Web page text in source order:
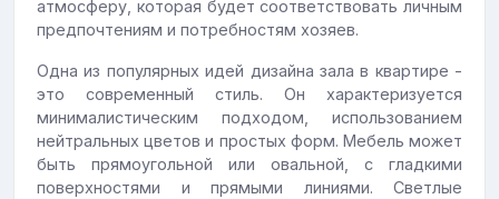
атмосферу, которая будет соответствовать личным
предпочтениям и потребностям хозяев.
Одна из популярных идей дизайна зала в квартире -
это современный стиль. Он характеризуется
минималистическим подходом, использованием
нейтральных цветов и простых форм. Мебель может
быть прямоугольной или овальной, с гладкими
поверхностями и прямыми линиями. Светлые